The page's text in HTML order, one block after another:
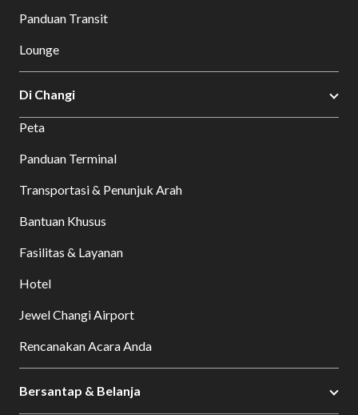
Panduan Transit
Lounge
Di Changi
Peta
Panduan Terminal
Transportasi & Penunjuk Arah
Bantuan Khusus
Fasilitas & Layanan
Hotel
Jewel Changi Airport
Rencanakan Acara Anda
Bersantap & Belanja